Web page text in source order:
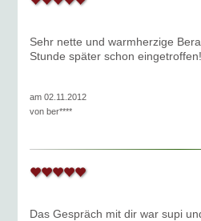
Sehr nette und warmherzige
Stunde später schon
am 02.11.2012
vonber****
Das Gespräch mit dir war supi